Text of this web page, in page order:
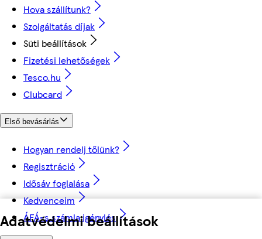
Adatvédelmi beállítások
Hova szállítunk?
Szolgáltatás díjak
Süti beállítások
Fizetési lehetőségek
Tesco.hu
Clubcard
Első bevásárlás
Hogyan rendelj tőlünk?
Regisztráció
Idősáv foglalása
Kedvenceim
ÁFÁ-s számla igénylés